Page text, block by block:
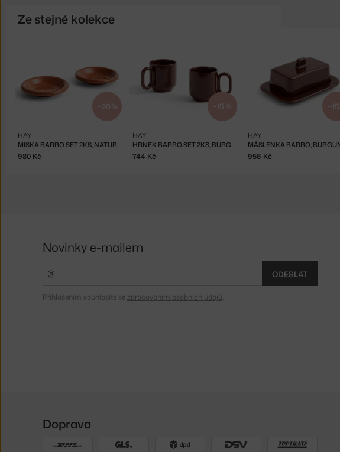
Ze stejné kolekce
−20 %
MISKA BARRO SET 2KS, NATURAL
HAY
980 Kč
−15 %
HRNEK BARRO SET 2KS, BURGUNDY
HAY
744 Kč
−15
MÁSLENKA BARRO,
HAY
956 Kč
Novinky e-mailem
ODESLAT
Přihlášením souhlasíte se zpracováním osobních údajů
Doprava